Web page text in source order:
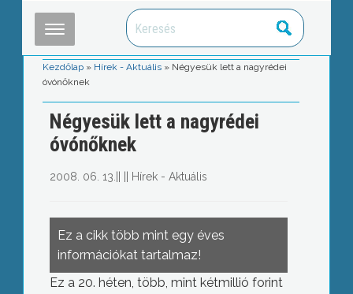
Kezdőlap » Hírek - Aktuális » Négyesük lett a nagyrédei
óvónőknek
Négyesük lett a nagyrédei
óvónőknek
2008. 06. 13. Hírek - Aktuális
Ez a cikk több mint egy éves
információkat tartalmaz!
Ez a 20. héten, több, mint kétmillió forint